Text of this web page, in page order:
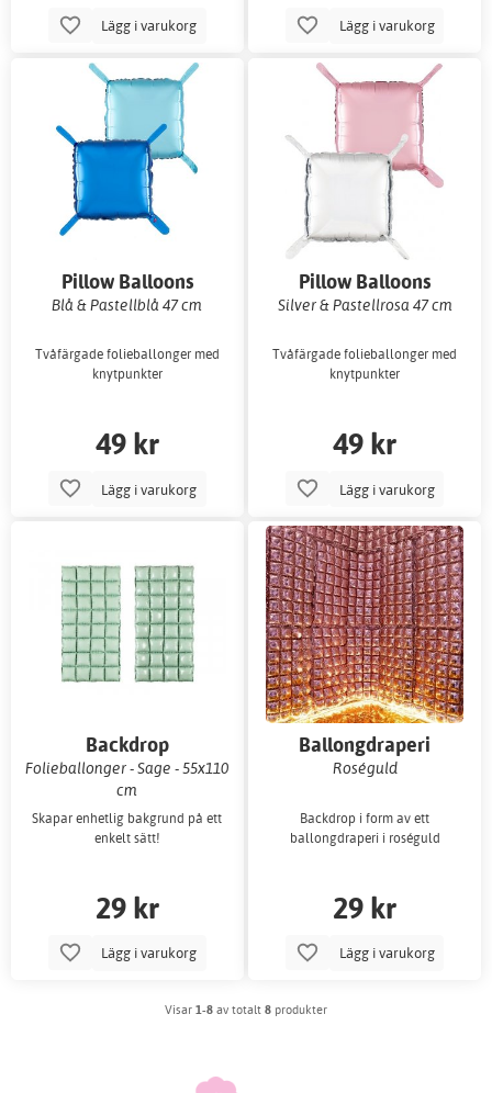
Lägg i varukorg Lägg i varukorg
Pillow Balloons
Blå & Pastellblå 47 cm
Tvåfärgade folieballonger med
knytpunkter
49 kr
Lägg i varukorg
Pillow Balloons
Silver & Pastellrosa 47 cm
Tvåfärgade folieballonger med
knytpunkter
49 kr
Lägg i varukorg
Backdrop
Folieballonger - Sage - 55x110
cm
Skapar enhetlig bakgrund på ett
enkelt sätt!
29 kr
Lägg i varukorg
Ballongdraperi
Roséguld
Backdrop i form av ett
ballongdraperi i roséguld
29 kr
Lägg i varukorg
Visar 1-8 av totalt 8 produkter